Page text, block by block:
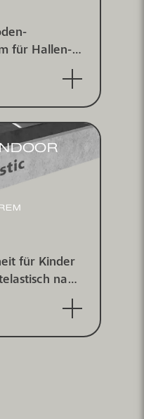
für Hallen­
für Kinder
nach